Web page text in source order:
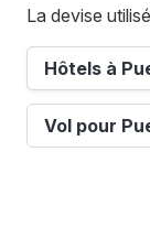
La devise
Hôtels à
Vol pour